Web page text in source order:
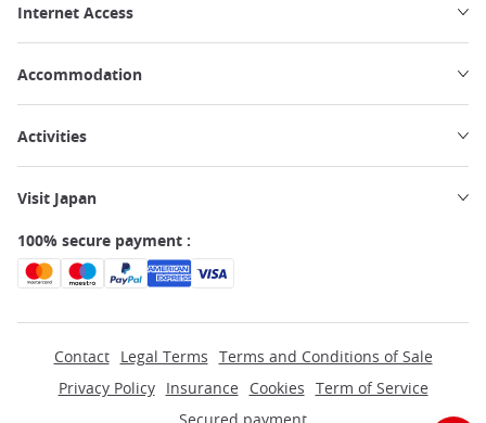
Internet Access
Accommodation
Activities
Visit Japan
100% secure payment :
Contact Legal Terms Terms and Conditions of Sale
Privacy Policy
Insurance Cookies Term of Service
Secured payment